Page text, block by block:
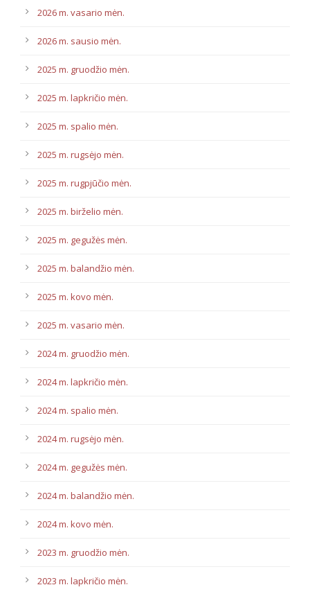
2026 m. vasario mėn.
2026 m. sausio mėn.
2025 m. gruodžio mėn.
2025 m. lapkričio mėn.
2025 m. spalio mėn.
2025 m. rugsėjo mėn.
2025 m. rugpjūčio mėn.
2025 m. birželio mėn.
2025 m. gegužės mėn.
2025 m. balandžio mėn.
2025 m. kovo mėn.
2025 m. vasario mėn.
2024 m. gruodžio mėn.
2024 m. lapkričio mėn.
2024 m. spalio mėn.
2024 m. rugsėjo mėn.
2024 m. gegužės mėn.
2024 m. balandžio mėn.
2024 m. kovo mėn.
2023 m. gruodžio mėn.
2023 m. lapkričio mėn.